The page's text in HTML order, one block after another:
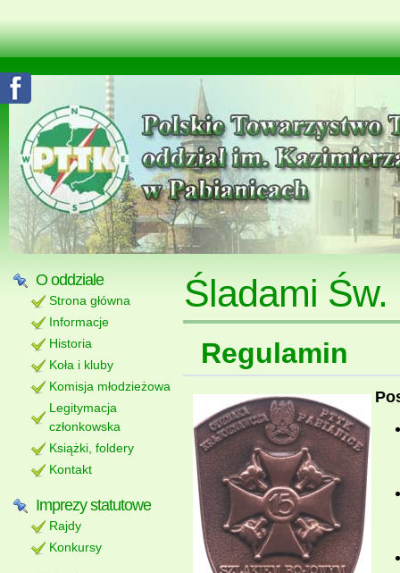
O oddziale
Strona główna
Informacje
Historia
Koła i kluby
Komisja młodzieżowa
Legitymacja
członkowska
Książki, foldery
Kontakt
Imprezy statutowe
Rajdy
Konkursy
Śladami
Regulamin